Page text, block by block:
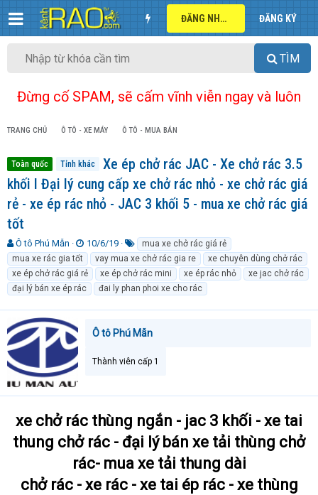
ĐĂNG NHẬP ĐĂNG KÝ
TÌM
Đừng cố SPAM, sẽ cấm vĩnh viễn ngay và luôn
TRANG CHỦ Ô TÔ - XE MÁY Ô TÔ - MUA BÁN
Toàn quốc Tỉnh khác
Xe ép chở rác JAC - Xe chở rác 3.5
khối I Đại lý cung cấp xe chở rác nhỏ - xe chở rác giá
rẻ - xe ép rác nhỏ - JAC 3 khối 5 - mua xe chở rác giá
tốt
T
h
r
e
a
s
t
a
r
t
e
r
Ô tô Phú Mẫn
N
g
à
y
g
10/6/19
ừ
k
h
ó
mua xe chở rác giá rẻ
mua xe rác gia tốt
vay mua xe chở rác gia re
xe chuyên dùng chở rác
xe ép chở rác giá rẻ
xe ép chở rác mini xe ép rác nhỏ
xe jac chở rác
đại lý bán xe ép rác
đai ly phan phoi xe cho rác
Ô tô Phú Mẫn
Thành viên cấp 1
xe chở rác thùng ngắn - jac 3 khối - xe tai
thung chở rác - đại lý bán xe tải thùng chở
rác- mua xe tải thung dài
chở rác - xe rác - xe tai ép rác - xe thùng